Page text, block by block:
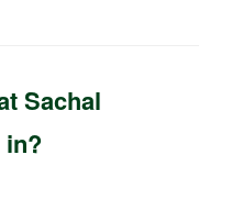
Sachal
in?